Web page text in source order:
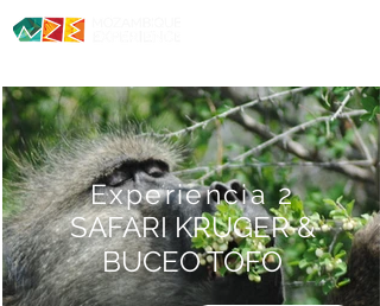
Experiencia 2
SAFARI KRUGER &
BUCEO TOFO